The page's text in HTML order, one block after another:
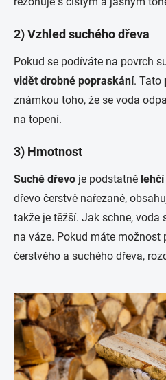
2) Vzhled suchého dřeva
Pokud se podíváte na povrch
vidět drobné popraskání. Tato
známkou toho, že se voda
na topení.
3) Hmotnost
Suché dřevo je podstatně lehčí
dřevo čerstvě nařezané,
takže je těžší. Jak schne, voda
na váze. Pokud máte
čerstvého a suchého dřeva,